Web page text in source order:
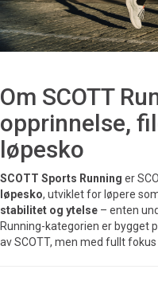
Om SCOTT
opprinnelse,
løpesko
SCOTT Sports Running er
løpesko, utviklet for løpere
stabilitet og ytelse – enten
Running-kategorien er bygget
av SCOTT, men med fullt fokus